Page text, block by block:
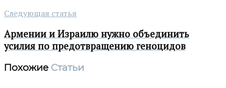
Следующая статья
Армении и Израилю нужно объединить
усилия по предотвращению геноцидов
Похожие Статьи